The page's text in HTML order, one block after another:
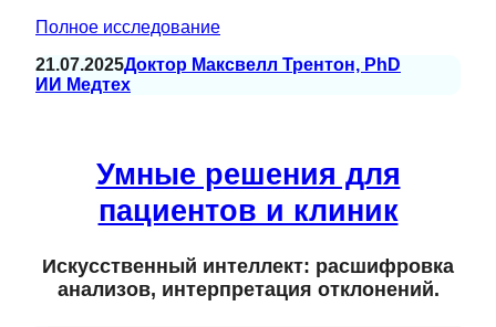
Полное исследование
21.07.2025Доктор Максвелл Трентон, PhD
ИИ Медтех
Умные решения для
пациентов и клиник
Искусственный интеллект: расшифровка
анализов, интерпретация отклонений.